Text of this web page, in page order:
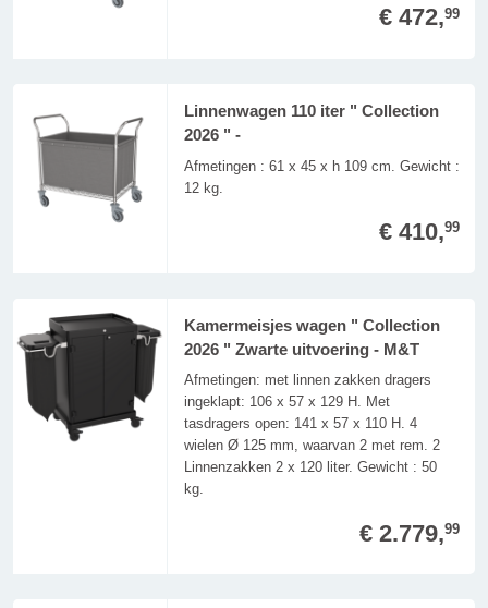
€ 472,99
Linnenwagen 110 iter " Collection
2026 " -
Afmetingen : 61 x 45 x h 109 cm. Gewicht :
12 kg.
€ 410,99
Kamermeisjes wagen " Collection
2026 " Zwarte uitvoering - M&T
Afmetingen: met linnen zakken dragers
ingeklapt: 106 x 57 x 129 H. Met
tasdragers open: 141 x 57 x 110 H. 4
wielen Ø 125 mm, waarvan 2 met rem. 2
Linnenzakken 2 x 120 liter. Gewicht : 50
kg.
€ 2.779,99